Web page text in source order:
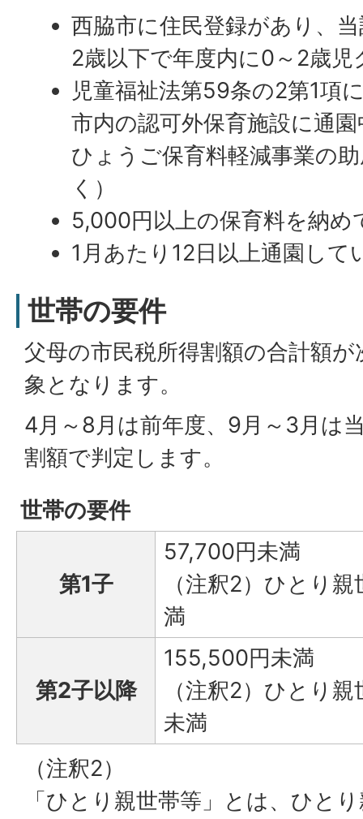
西脇市に住民登録があり、
2歳以下で年度内に0～2歳児
児童福祉法第59条の2第1項
市内の認可外保育施設に通
ひょうご保育料軽減事業の
く）
5,000円以上の保育料を納め
1月あたり12日以上通園して
世帯の要件
父母の市民税所得割額の合計額
象となります。
4月～8月は前年度、9月～3月は
割額で判定します。
世帯の要件
第1子
57,700円未満
（注釈2）ひとり
満
第2子以降
155,500円未満
（注釈2）ひとり
未満
（注釈2）
「ひとり親世帯等」とは、ひと